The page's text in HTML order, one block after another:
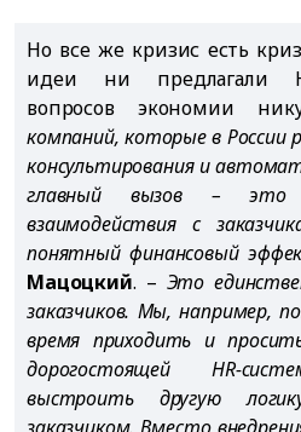
Но все же кризис есть
идеи ни предлагали
вопросов экономии
компаний, которые в
консультирования и
главный вызов – это
взаимодействия с
понятный финансовый
Мацоцкий. – Это
заказчиков. Мы, например,
время приходить и
дорогостоящей HR-
выстроить другую